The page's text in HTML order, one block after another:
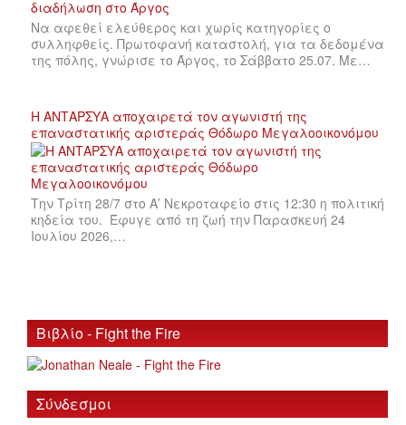
Να αφεθεί ελεύθερος και χωρίς κατηγορίες ο
συλληφθείς. Πρωτοφανή καταστολή, για τα δεδομένα
της πόλης, γνώρισε το Άργος, το Σάββατο 25.07. Με…
Η ΑΝΤΑΡΣΥΑ αποχαιρετά τον αγωνιστή της
επαναστατικής αριστεράς Θόδωρο Μεγαλοοικονόμου
Την Τρίτη 28/7 στο Α’ Νεκροταφείο στις 12:30 η πολιτική
κηδεία του. Έφυγε από τη ζωή την Παρασκευή 24
Ιουλίου 2026,…
Βιβλίο - Fight the Fire
Σύνδεσμοι